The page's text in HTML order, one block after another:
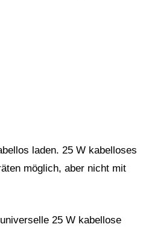
laden. 25 W kabelloses
möglich, aber nicht mit
25 W kabellose